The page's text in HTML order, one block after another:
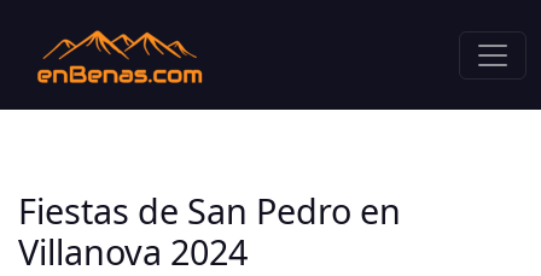
Fiestas de San Pedro en
Villanova 2024